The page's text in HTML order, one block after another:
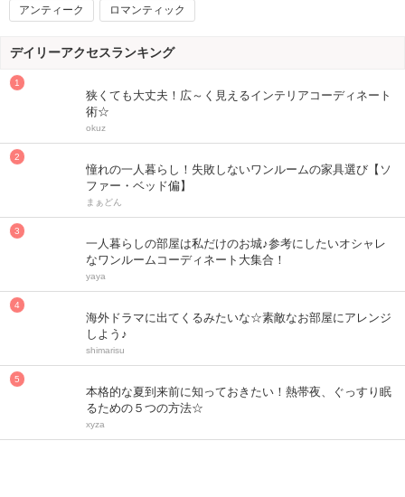
アンティーク ロマンティック
デイリーアクセスランキング
狭くても大丈夫！広～く見えるインテリアコーディネート
術☆
okuz
憧れの一人暮らし！失敗しないワンルームの家具選び【ソ
ファー・ベッド偏】
まぁどん
一人暮らしの部屋は私だけのお城♪参考にしたいオシャレ
なワンルームコーディネート大集合！
yaya
海外ドラマに出てくるみたいな☆素敵なお部屋にアレンジ
しよう♪
shimarisu
本格的な夏到来前に知っておきたい！熱帯夜、ぐっすり眠
るための５つの方法☆
xyza